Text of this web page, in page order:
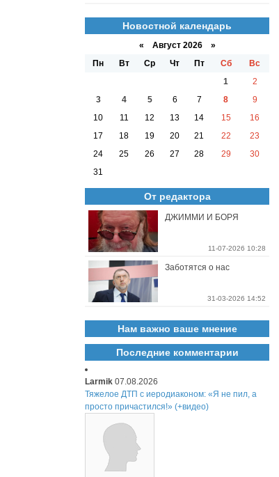
Новостной календарь
« Август 2026 »
Пн
Вт Ср Чт Пт Сб
Вс
1
2
3
4 5 6 7 8
9
10
11 12 13 14 15
16
17
18 19 20 21 22
23
24
25 26 27 28 29
30
31
От редактора
ДЖИММИ И БОРЯ
11-07-2026 10:28
Заботятся о нас
31-03-2026 14:52
Нам важно ваше мнение
Последние комментарии
Larmik 07.08.2026
Тяжелое ДТП с иеродиаконом: «Я не пил, а
просто причастился!» (+видео)